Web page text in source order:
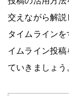
交えながら解
タイムライン
イムライン投
ていきましょう